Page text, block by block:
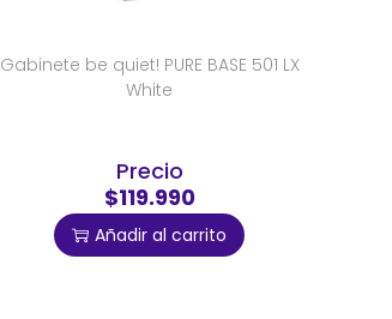
Gabinete be quiet! PURE BASE 501 LX
White
Precio
$119.990
Añadir al carrito